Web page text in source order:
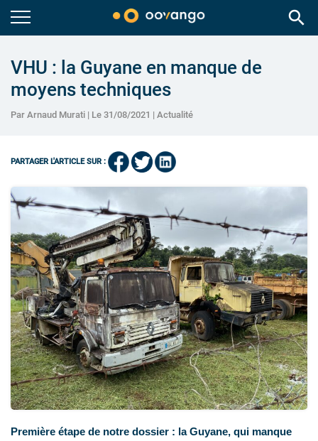
search
VHU : la Guyane en manque de
moyens techniques
Par Arnaud Murati | Le 31/08/2021 | Actualité
PARTAGER L'ARTICLE SUR :
Première étape de notre dossier : la Guyane, qui manque